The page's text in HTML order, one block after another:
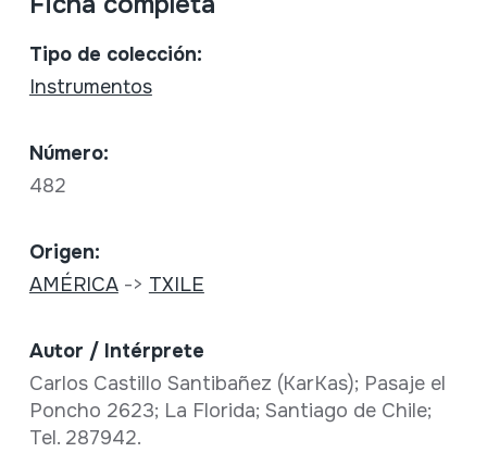
Tipo de colección:
Instrumentos
Número:
482
Origen:
AMÉRICA-> TXILE
Autor / Intérprete
Carlos Castillo Santibañez (KarKas); Pasaje el
Poncho 2623; La Florida; Santiago de Chile;
Tel. 287942.